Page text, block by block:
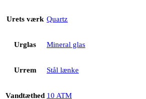
Urets værk Quartz
Urglas Mineral glas
Urrem Stål lænke
Vandtæthed 10 ATM